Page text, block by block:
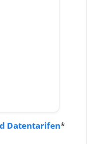
Datentarifen*